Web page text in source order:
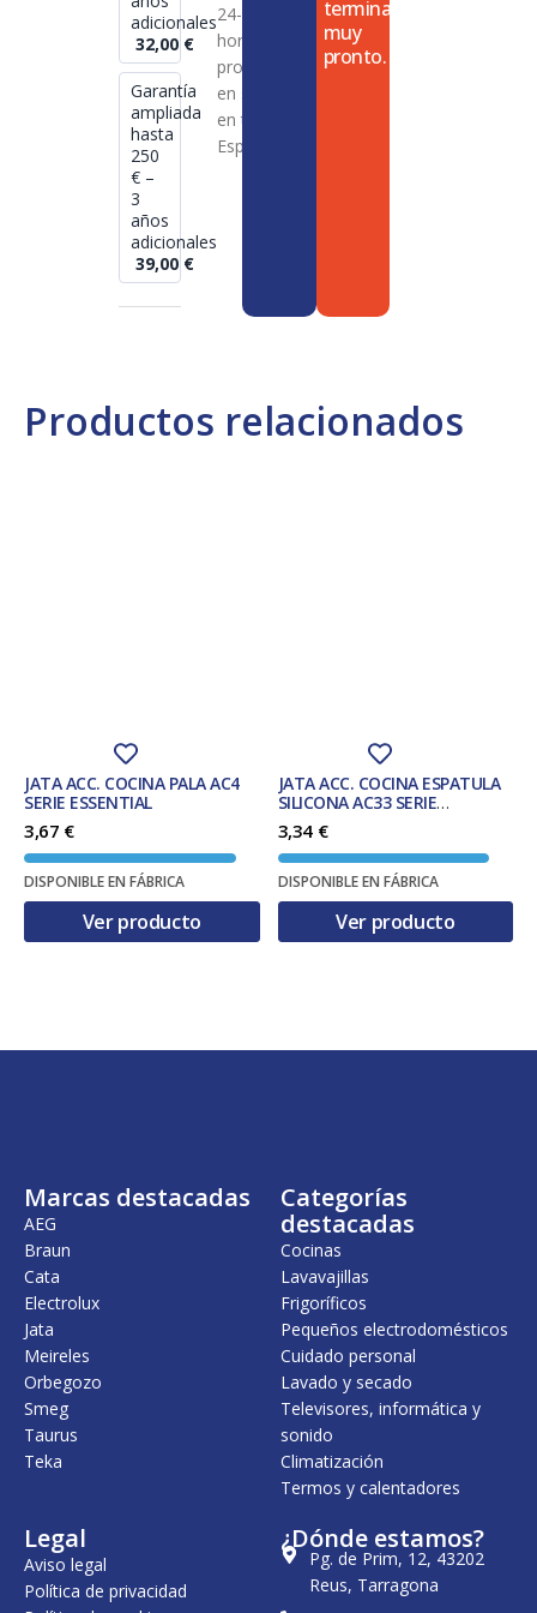
Productos relacionados
JATA ACC. COCINA PALA AC4
SERIE ESSENTIAL
3,67 €
DISPONIBLE EN FÁBRICA
Ver producto
JATA ACC. COCINA ESPATULA
SILICONA AC33 SERIE
ESSENTIAL
3,34 €
DISPONIBLE EN FÁBRICA
Ver producto
adicionales
32,00 €
Garantía
ampliada
hasta
250
€ –
3
años
adicionales
39,00 €
24-72
horas en
productos
en stock
en toda
España
termina
muy
pronto.
Marcas destacadas
AEG
Braun
Cata
Electrolux
Jata
Meireles
Orbegozo
Smeg
Taurus
Teka
Categorías
destacadas
Cocinas
Lavavajillas
Frigoríficos
Pequeños electrodomésticos
Cuidado personal
Lavado y secado
Televisores, informática y
sonido
Climatización
Termos y calentadores
Legal
Aviso legal
Política de privacidad
¿Dónde estamos?
Pg. de Prim, 12, 43202
Reus, Tarragona